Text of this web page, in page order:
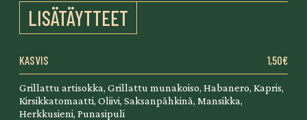
LISÄTÄYTTEET
KASVIS 1,50€
Grillattu artisokka, Grillattu munakoiso, Habanero, Kapris,
Kirsikkatomaatti, Oliivi, Saksanpähkinä, Mansikka,
Herkkusieni, Punasipuli